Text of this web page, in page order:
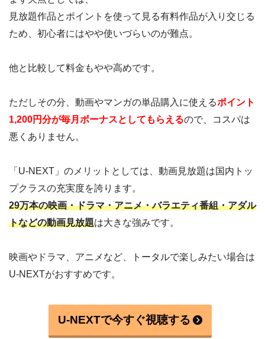
見放題作品とポイントを使って見る有料作品が入り交じる
ため、初心者にはやや使いづらいのが難点。
他と比較して料金もやや高めです。
ただしその分、動画やマンガの単品購入に使えるポイント
1,200円分が毎月ボーナスとしてもらえるので、コスパは
悪くありません。
「U-NEXT」のメリットとしては、動画見放題は国内トッ
プクラスの充実度を誇ります。
29万本の映画・ドラマ・アニメ・バラエティ番組・アダル
トなどの動画見放題は大きな強みです。
映画やドラマ、アニメなど、トータルで楽しみたい場合は
U-NEXTがおすすめです。
U-NEXTで今すぐ視聴する